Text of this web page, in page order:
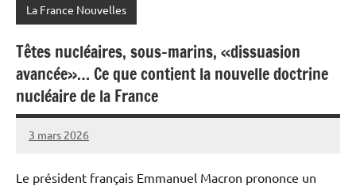
La France Nouvelles
Têtes nucléaires, sous-marins, «dissuasion
avancée»… Ce que contient la nouvelle doctrine
nucléaire de la France
3 mars 2026
Admins
Le président français Emmanuel Macron prononce un